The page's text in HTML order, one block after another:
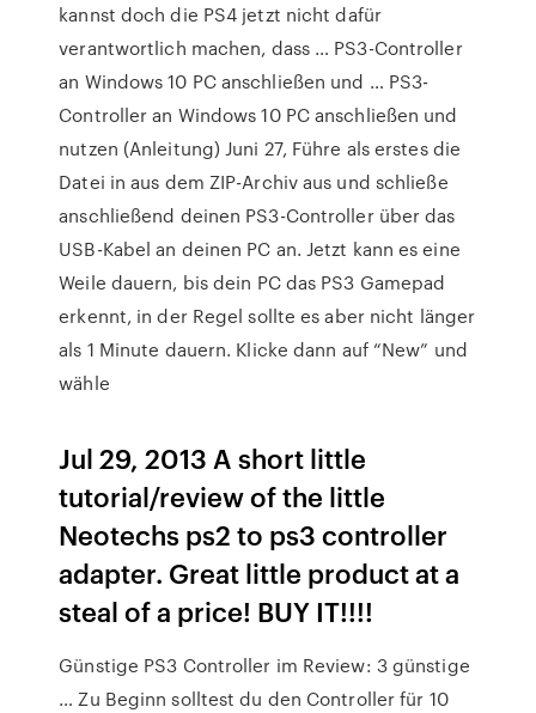
kannst doch die PS4 jetzt nicht dafür
verantwortlich machen, dass … PS3-Controller
an Windows 10 PC anschließen und … PS3-
Controller an Windows 10 PC anschließen und
nutzen (Anleitung) Juni 27, Führe als erstes die
Datei in aus dem ZIP-Archiv aus und schließe
anschließend deinen PS3-Controller über das
USB-Kabel an deinen PC an. Jetzt kann es eine
Weile dauern, bis dein PC das PS3 Gamepad
erkennt, in der Regel sollte es aber nicht länger
als 1 Minute dauern. Klicke dann auf “New” und
wähle
Jul 29, 2013 A short little
tutorial/review of the little
Neotechs ps2 to ps3 controller
adapter. Great little product at a
steal of a price! BUY IT!!!!
Günstige PS3 Controller im Review: 3 günstige
… Zu Beginn solltest du den Controller für 10